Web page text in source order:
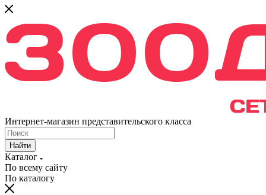
Интернет-магазин представительского класса
Найти
Каталог
По всему сайту
По каталогу